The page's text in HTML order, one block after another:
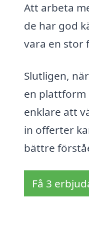
Att arbeta
de har god
vara en stor
Slutligen,
en plattform
enklare att
in offerter
bättre
Få 3